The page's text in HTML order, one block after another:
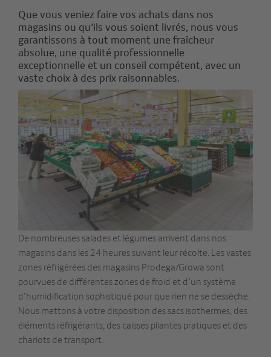
Que vous veniez faire vos achats dans nos
magasins ou qu’ils vous soient livrés, nous vous
garantissons à tout moment une fraîcheur
absolue, une qualité professionnelle
exceptionnelle et un conseil compétent, avec un
vaste choix à des prix raisonnables.
De nombreuses salades et légumes arrivent dans nos
magasins dans les 24 heures suivant leur récolte. Les vastes
zones réfrigérées des magasins Prodega/Growa sont
pourvues de différentes zones de froid et d’un système
d’humidification sophistiqué pour que rien ne se dessèche.
Nous mettons à votre disposition des sacs isothermes, des
éléments réfrigérants, des caisses pliantes pratiques et des
chariots de transport.